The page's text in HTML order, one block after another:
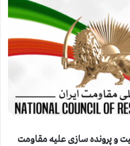
و پرونده سازی علیه مقاومت